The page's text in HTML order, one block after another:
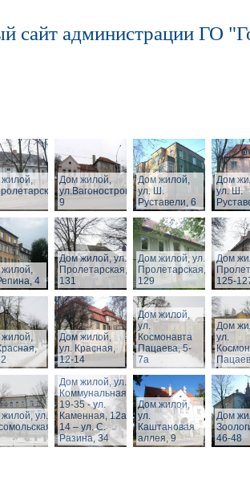
сайт администрации ГО
Дом жилой,
ул.Вагоностроительная,
9
Дом жилой,
ул. Ш.
Руставели, 6
Дом
ул. Ш.
4
Дом жилой, ул.
Пролетарская,
131
Дом жилой, ул.
Пролетарская,
129
Дом
125-
Дом жилой,
ул. Красная,
12-14
Дом жилой,
ул.
Космонавта
Пацаева, 5-
7а
Дом
ул.
ул.
Дом жилой, ул.
Коммунальная,
19-35 - ул.
Каменная, 12а,
14 – ул. С.
Разина, 34
Дом жилой,
ул.
Каштановая
аллея, 9
Дом
46-48